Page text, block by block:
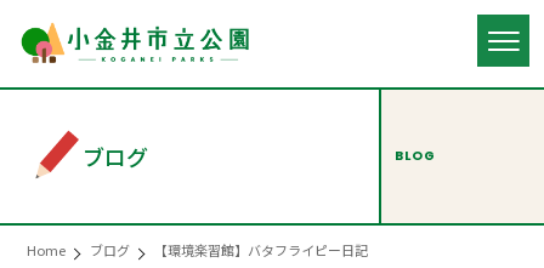
ブログ BLOG
Home ブログ 【環境楽習館】バタフライピー日記